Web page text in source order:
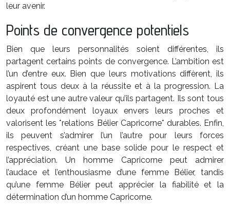
leur avenir.
Points de convergence potentiels
Bien que leurs personnalités soient différentes, ils
partagent certains points de convergence. L’ambition est
l’un d’entre eux. Bien que leurs motivations diffèrent, ils
aspirent tous deux à la réussite et à la progression. La
loyauté est une autre valeur qu’ils partagent. Ils sont tous
deux profondément loyaux envers leurs proches et
valorisent les *relations Bélier Capricorne* durables. Enfin,
ils peuvent s’admirer l’un l’autre pour leurs forces
respectives, créant une base solide pour le respect et
l’appréciation. Un homme Capricorne peut admirer
l’audace et l’enthousiasme d’une femme Bélier, tandis
qu’une femme Bélier peut apprécier la fiabilité et la
détermination d’un homme Capricorne.